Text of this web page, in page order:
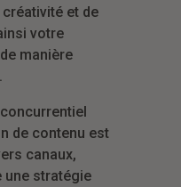
et de
votre
manière
de contenu est
canaux,
une stratégie